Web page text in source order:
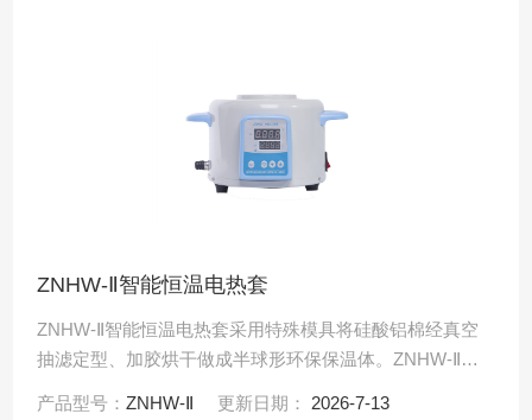
ZNHW-Ⅱ智能恒温电热套
ZNHW-Ⅱ智能恒温电热套采用特殊模具将硅酸铝棉经真空
抽滤定型、加胶烘干做成半球形环保保温体。ZNHW-Ⅱ智
产品型号：ZNHW-Ⅱ 更新日期： 2026-7-13